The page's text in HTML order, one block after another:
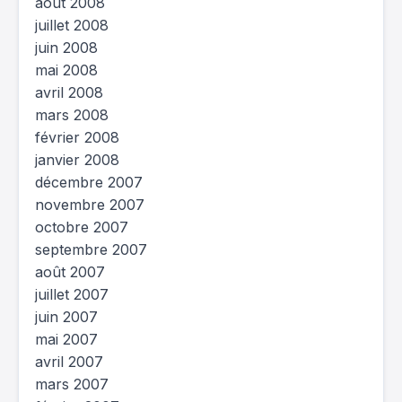
juillet 2008
juin 2008
mai 2008
avril 2008
mars 2008
février 2008
janvier 2008
décembre 2007
novembre 2007
octobre 2007
septembre 2007
août 2007
juillet 2007
juin 2007
mai 2007
avril 2007
mars 2007